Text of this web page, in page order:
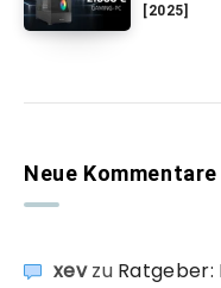
[2025]
Neue Kommentare
xevzu Ratgeber: